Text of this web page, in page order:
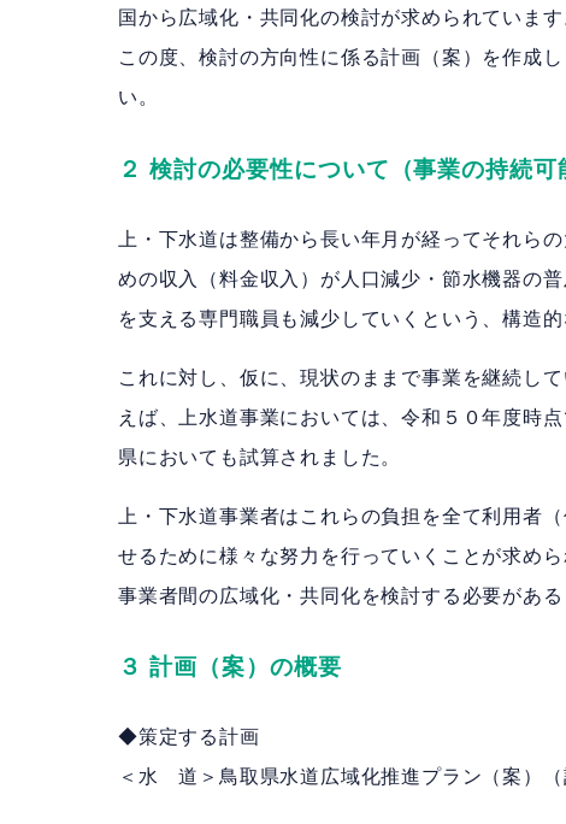
国から広域化・共同化の検討が求められています
この度、検討の方向性に係る計画（案）を作成
い。
２ 検討の必要性について（事業の持続可
上・下水道は整備から長い年月が経ってそれら
めの収入（料金収入）が人口減少・節水機器の
を支える専門職員も減少していくという、構造的
これに対し、仮に、現状のままで事業を継続し
えば、上水道事業においては、令和５０年度時
県においても試算されました。
上・下水道事業者はこれらの負担を全て利用者
せるために様々な努力を行っていくことが求め
事業者間の広域化・共同化を検討する必要がある
３ 計画（案）の概要
◆策定する計画
＜水 道＞鳥取県水道広域化推進プラン（案）（